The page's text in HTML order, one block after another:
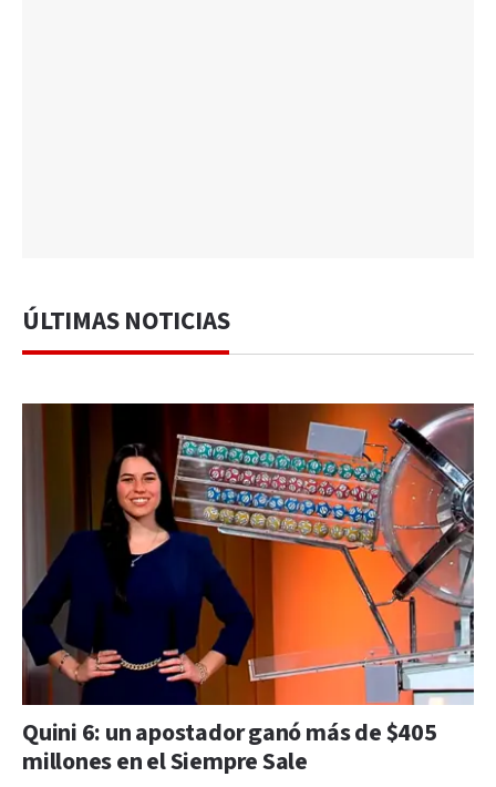
ÚLTIMAS NOTICIAS
Quini 6: un apostador ganó más de $405
millones en el Siempre Sale